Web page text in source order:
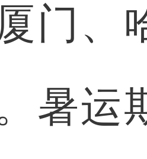
门、
暑运